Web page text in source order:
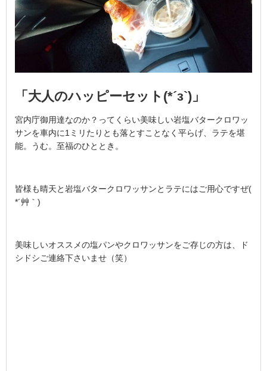
「大人のハッピーセット(*´з`)」
宮内庁御用達なのか？ってくらい美味しい岩塩バタークロワッ
サンを車内に1ミリたりとも落とすことなく平らげ、ラテを堪
能。うむ。至福のひととき。
皆様も晴天と岩塩バタークロワッサンとラテにはご用心ですぜ(
*´艸｀)
美味しいオススメの塩パンやクロワッサンをご存じの方は、ド
シドシご連絡下さいませ（笑）